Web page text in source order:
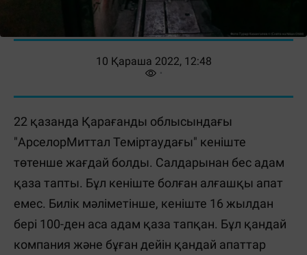
10 Қараша 2022, 12:48
22 қазанда Қарағанды облысындағы
"АрселорМиттал Теміртаудағы" кеніште
төтенше жағдай болды. Салдарынан бес адам
қаза тапты. Бұл кеніште болған алғашқы апат
емес. Билік мәліметінше, кеніште 16 жылдан
бері 100-ден аса адам қаза тапқан. Бұл қандай
компания және бұған дейін қандай апаттар